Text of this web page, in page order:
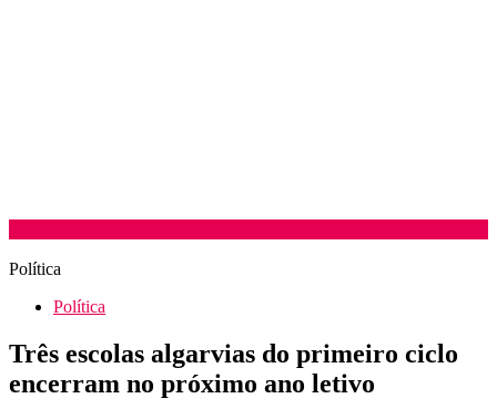
Política
Política
Três escolas algarvias do primeiro ciclo
encerram no próximo ano letivo